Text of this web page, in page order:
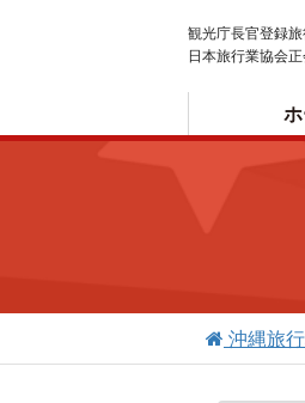
観光庁長官登録
日本旅行業協会
沖縄旅